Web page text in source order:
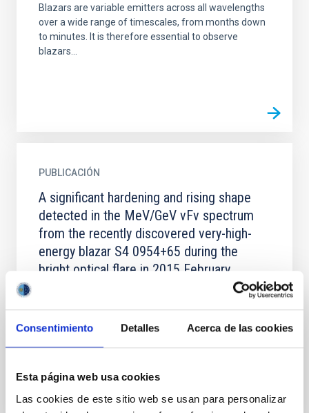
Consentimiento Detalles Acerca de las cookies
Esta página web usa cookies
Las cookies de este sitio web se usan para personalizar
Blazars are variable emitters across all wavelengths
over a wide range of timescales, from months down
to minutes. It is therefore essential to observe
blazars...
PUBLICACIÓN
A significant hardening and rising shape
detected in the MeV/GeV νFν spectrum
from the recently discovered very-high-
energy blazar S4 0954+65 during the
bright optical flare in 2015 February
We report on Fermi Large Area Telescope (LAT) and
multi-wavelength results on the recently discovered
very-high-energy (VHE, E > 100 GeV) blazar S4